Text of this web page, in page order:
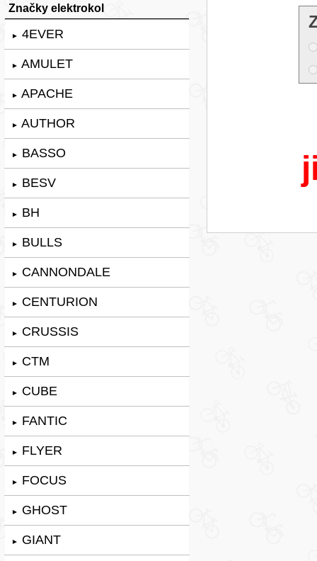
Značky elektrokol
► 4EVER
► AMULET
► APACHE
► AUTHOR
► BASSO
► BESV
► BH
► BULLS
► CANNONDALE
► CENTURION
► CRUSSIS
► CTM
► CUBE
► FANTIC
► FLYER
► FOCUS
► GHOST
► GIANT